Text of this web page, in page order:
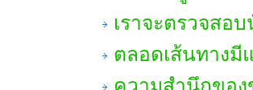
เราจะตรวจสอ
ตลอดเส้นทางมี
ความสำนึกของ